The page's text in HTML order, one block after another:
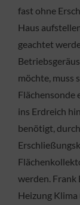
fast ohne
Haus
geachtet
möchte, muss
Flächensonde
ins Erdreich
benötigt,
werden. Frank
Heizung